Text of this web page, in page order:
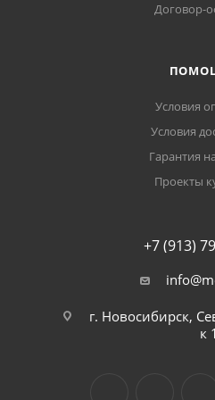
Договор-
Условия
Условия
Гарантия
Проекты
+7 (913)
г. Новосибирск,
к